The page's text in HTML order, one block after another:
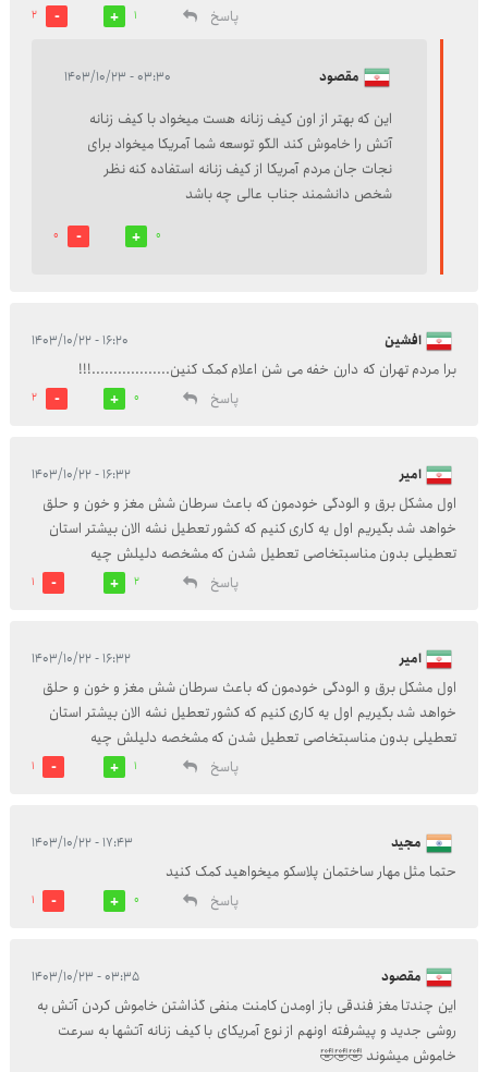
پاسخ
1
2
مقصود ۰۳:۳۰ - ۱۴۰۳/۱۰/۲۳
این که بهتر از اون کیف زنانه هست میخواد با کیف زنانه
آتش را خاموش کند الگو توسعه شما آمریکا میخواد برای
نجات جان مردم آمریکا از کیف زنانه استفاده کنه نظر
شخص دانشمند جناب عالی چه باشد
0
0
افشین ۱۶:۲۰ - ۱۴۰۳/۱۰/۲۲
برا مردم تهران که دارن خفه می شن اعلام کمک کنین..................!!!
پاسخ
0
2
امیر ۱۶:۳۲ - ۱۴۰۳/۱۰/۲۲
اول مشکل برق و الودگی خودمون که باعث سرطان شش مغز و خون و حلق
خواهد شد بگیریم اول یه کاری کنیم که کشور تعطیل نشه الان بیشتر استان
تعطیلی بدون مناسبتخاصی تعطیل شدن که مشخصه دلیلش چیه
پاسخ
2
1
امیر ۱۶:۳۲ - ۱۴۰۳/۱۰/۲۲
اول مشکل برق و الودگی خودمون که باعث سرطان شش مغز و خون و حلق
خواهد شد بگیریم اول یه کاری کنیم که کشور تعطیل نشه الان بیشتر استان
تعطیلی بدون مناسبتخاصی تعطیل شدن که مشخصه دلیلش چیه
پاسخ
1
1
مجید ۱۷:۴۳ - ۱۴۰۳/۱۰/۲۲
حتما مثل مهار ساختمان پلاسکو میخواهید کمک کنید
پاسخ
0
1
مقصود ۰۳:۳۵ - ۱۴۰۳/۱۰/۲۳
این چندتا مغز فندقی باز اومدن کامنت منفی گذاشتن خاموش کردن آتش به
روشی جدید و پیشرفته اونهم از نوع آمریکای با کیف زنانه آتشها به سرعت
خاموش میشوند 🤣🤣🤣